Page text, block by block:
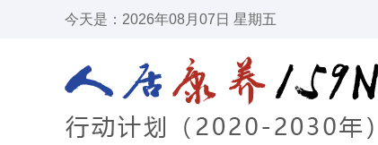
今天是：2026年08月07日 星期五